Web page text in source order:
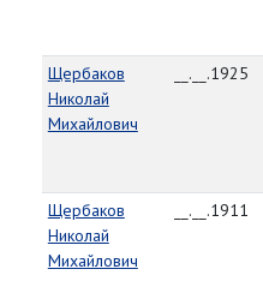
Щербаков
Николай
Михайлович
__.__.1925
Щербаков
Николай
Михайлович
__.__.1911